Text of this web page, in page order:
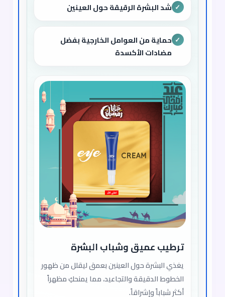
✓ شد البشرة الرقيقة حول العينين
✓ حماية من العوامل الخارجية بفضل
مضادات الأكسدة
ترطيب عميق وشباب البشرة
يغذي البشرة حول العينين بعمق ليقلل من ظهور
الخطوط الدقيقة والتجاعيد، مما يمنحكِ مظهراً
أكثر شباباً وإشراقاً.